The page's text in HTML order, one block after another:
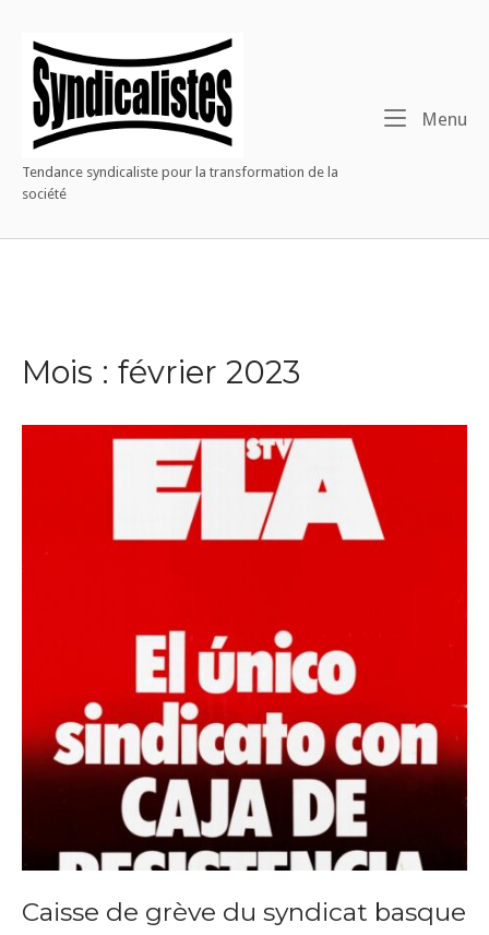
Warning
: Constant WP_CRON_LOCK_TIMEOUT already defined in
/htdocs/wp-config.phpon line
content
Home
Tendance syndicaliste pour la transformation de la
société
Menu
Mois : février 2023
Caisse de grève du syndicat basque